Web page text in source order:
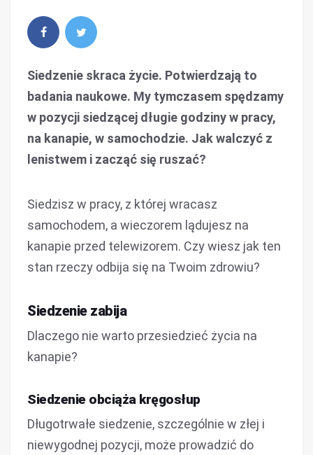
Siedzenie skraca życie. Potwierdzają to
badania naukowe. My tymczasem spędzamy
w pozycji siedzącej długie godziny w pracy,
na kanapie, w samochodzie. Jak walczyć z
lenistwem i zacząć się ruszać?
Siedzisz w pracy, z której wracasz
samochodem, a wieczorem lądujesz na
kanapie przed telewizorem. Czy wiesz jak ten
stan rzeczy odbija się na Twoim zdrowiu?
Siedzenie zabija
Dlaczego nie warto przesiedzieć życia na
kanapie?
Siedzenie obciąża kręgosłup
Długotrwałe siedzenie, szczególnie w złej i
niewygodnej pozycji, może prowadzić do